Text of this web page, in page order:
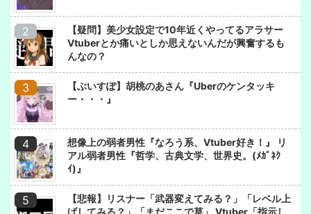
【疑問】美少女設定で10年近くやってるアラサー
Vtuberとか痛いとしか思えないんだが興奮するも
んなの？
【ぶいすぽ】胡桃のあさん『Uberのケンタッキ
ー・・・』
想像上の弱者男性『なろう系、Vtuber好き！』 リ
アル弱者男性『哲学、古典文学、世界史。(ﾒｶﾞﾈｸ
ｲ)』
【悲報】リスナー「武器変えてみる？」「レベル上
げしてみる？」「まだここで草」 Vtuber「指示し